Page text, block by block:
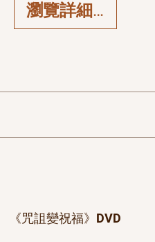
瀏覽詳細資料
《咒詛變祝福》DVD